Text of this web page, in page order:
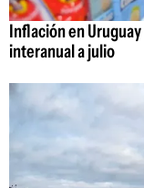
Inflación en
interanual a julio